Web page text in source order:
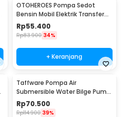
OTOHEROES Pompa Sedot
Bensin Mobil Elektrik Transfer
Pump 38mm DC 12V - CT-14
Rp55.400
Rp83.900 34%
+ Keranjang
Taffware Pompa Air
Submersible Water Bilge Pump
12 V - CH8028
Rp70.500
Rp114.900 39%